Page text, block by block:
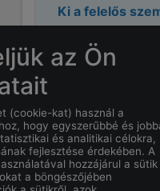
Ki a felelős
A cégnél a
Fidibusz Bt.
Melyek a
Hány
az Ön
(cookie-kat) használ a
hogy egyszerűbbé és
és analitikai célokra,
fejlesztése érdekében. A
hozzájárul a sütik
a böngészőjében